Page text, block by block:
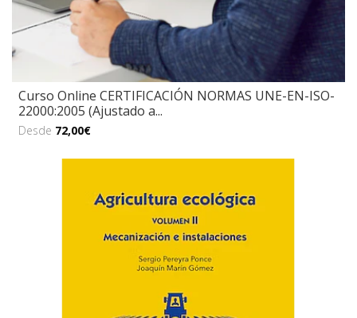
Curso Online CERTIFICACIÓN NORMAS UNE-EN-ISO-
22000:2005 (Ajustado a...
Desde 72,00€